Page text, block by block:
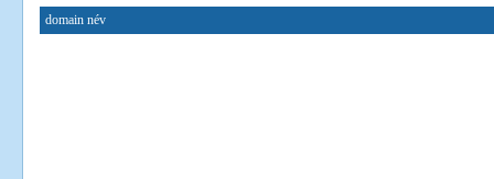
domain név